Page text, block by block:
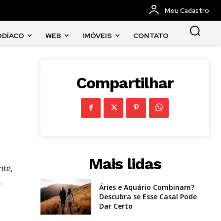
Meu Cadastro
WEB IMÓVEIS CONTATO
Compartilhar
Mais lidas
Áries e Aquário Combinam?
Descubra se Esse Casal Pode
Dar Certo